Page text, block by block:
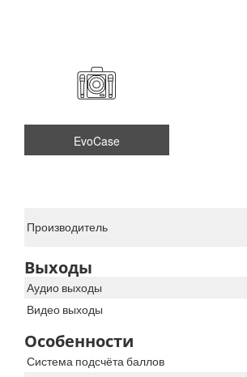
EvoCase
Производитель
Выходы
Аудио выходы
Видео выходы
Особенности
Система подсчёта баллов